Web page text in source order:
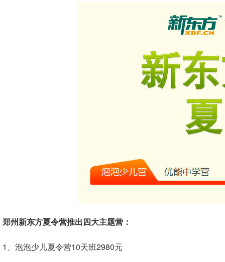
郑州新东方夏令营推出四大主题营：
1、泡泡少儿夏令营10天班2980元